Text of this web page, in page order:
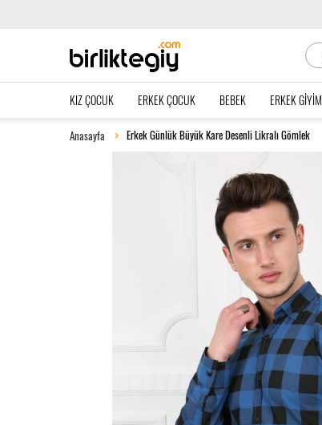
KIZ ÇOCUK ERKEK ÇOCUK BEBEK ERKEK GIYIM
Anasayfa Erkek Günlük Büyük Kare Desenli Likralı Gömlek